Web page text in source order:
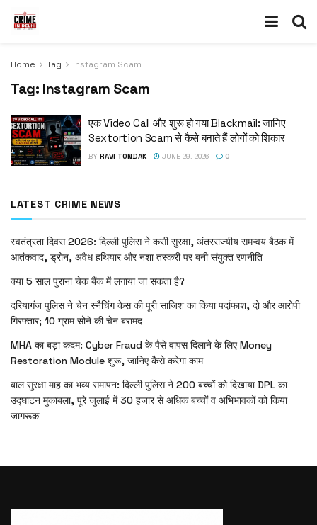
Home Tag Instagram Scam
Tag: Instagram Scam
एक Video Call और शुरू हो गया Blackmail: जानिए
Sextortion Scam से कैसे बनाते हैं लोगों को शिकार
BY RAVI TONDAK JUNE 29, 2026 0
LATEST CRIME NEWS
स्वतंत्रता दिवस 2026: दिल्ली पुलिस ने कसी सुरक्षा, अंतरराज्यीय समन्वय बैठक में
आतंकवाद, ड्रोन, अवैध हथियार और नशा तस्करी पर बनी संयुक्त रणनीति
क्या 5 साल पुराना चेक बैंक में लगाया जा सकता है?
दरियागंज पुलिस ने चेन स्नैचिंग केस की पूरी साजिश का किया पर्दाफाश, दो और आरोपी
गिरफ्तार; 10 ग्राम सोने की चेन बरामद
MHA का बड़ा कदम: Cyber Fraud के पैसे वापस दिलाने के लिए Money
Restoration Module शुरू, जानिए कैसे करेगा काम
बाल सुरक्षा माह का भव्य समापन: दिल्ली पुलिस ने 200 बच्चों को दिखाया DPL का
उद्घाटन मुकाबला, पूरे जुलाई में 30 हजार से अधिक बच्चों व अभिभावकों को किया
जागरूक